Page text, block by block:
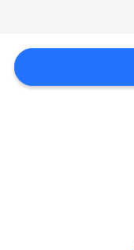
POLICY